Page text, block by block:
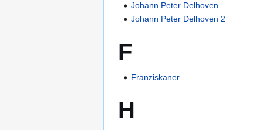
Johann Peter Delhoven
Johann Peter Delhoven 2
F
Franziskaner
H